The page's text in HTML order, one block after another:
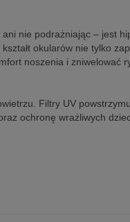
nie podrażniając – jest
okularów nie tylko
noszenia i zniwelować
Filtry UV
ochronę wrażliwych